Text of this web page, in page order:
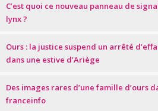
C’est quoi ce nouveau panneau de
lynx ?
Ours : la justice suspend un arrêté
dans une estive d’Ariège
Des images rares d’une famille d’ours
franceinfo